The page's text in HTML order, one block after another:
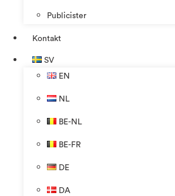
Publicister
Kontakt
SV
EN
NL
BE-NL
BE-FR
DE
DA